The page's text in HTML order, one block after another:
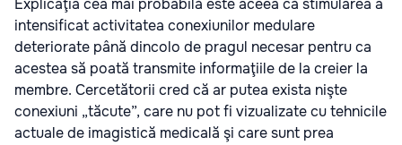
Explicaţia cea mai probabilă este aceea că stimularea a
intensificat activitatea conexiunilor medulare
deteriorate până dincolo de pragul necesar pentru ca
acestea să poată transmite informaţiile de la creier la
membre. Cercetătorii cred că ar putea exista nişte
conexiuni „tăcute”, care nu pot fi vizualizate cu tehnicile
actuale de imagistică medicală şi care sunt prea